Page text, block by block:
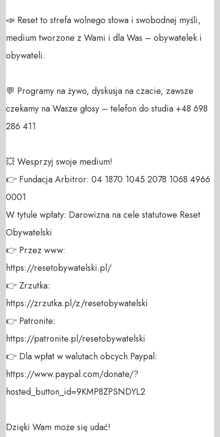
📣 Reset to strefa wolnego słowa i swobodnej myśli,
medium tworzone z Wami i dla Was – obywatelek i
obywateli.
💬 Programy na żywo, dyskusja na czacie, zawsze
czekamy na Wasze głosy – telefon do studia +48 698
286 411
💥 Wesprzyj swoje medium!
👉 Fundacja Arbitror: 04 1870 1045 2078 1068 4966
0001
W tytule wpłaty: Darowizna na cele statutowe Reset
Obywatelski
👉 Przez www:
https://resetobywatelski.pl/
👉 Zrzutka:
https://zrzutka.pl/z/resetobywatelski
👉 Patronite:
https://patronite.pl/resetobywatelski
👉 Dla wpłat w walutach obcych Paypal:
https://www.paypal.com/donate/?
hosted_button_id=9KMP8ZPSNDYL2
Dzięki Wam może się udać!